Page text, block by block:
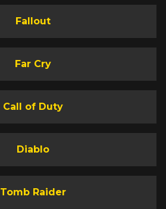
Fallout
Far Cry
Call of Duty
Diablo
Tomb Raider